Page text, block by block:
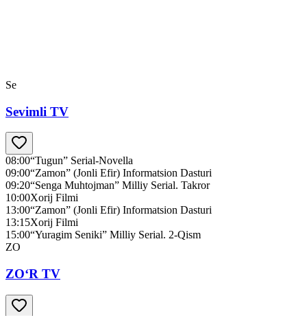
Se
Sevimli TV
08:00“Tugun” Serial-Novella
09:00“Zamon” (Jonli Efir) Informatsion Dasturi
09:20“Senga Muhtojman” Milliy Serial. Takror
10:00Xorij Filmi
13:00“Zamon” (Jonli Efir) Informatsion Dasturi
13:15Xorij Filmi
15:00“Yuragim Seniki” Milliy Serial. 2-Qism
ZO
ZO‘R TV